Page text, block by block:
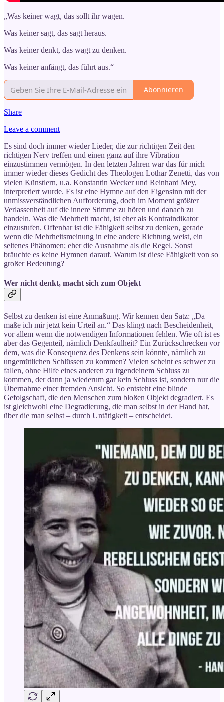
„Was keiner wagt, das sollt ihr wagen.
Was keiner sagt, das sagt heraus.
Was keiner denkt, das wagt zu denken.
Was keiner anfängt, das führt aus.“
Abonnieren
Share
Leave a comment
Es sind doch immer wieder Lieder, die zur richtigen Zeit den
richtigen Nerv treffen und einen ganz auf ihre Vibration
einzustimmen vermögen. In den letzten Jahren war das für mich
immer wieder dieses Gedicht des Theologen Lothar Zenetti, das von
vielen Künstlern, u.a. Konstantin Wecker und Reinhard Mey,
interpretiert wurde. Es ist eine Hymne auf den Eigensinn mit der
unmissverständlichen Aufforderung, doch im Moment größter
Verlassenheit auf die innere Stimme zu hören und danach zu
handeln. Was die Mehrheit macht, ist eher als Kontraindikator
einzustufen. Offenbar ist die Fähigkeit selbst zu denken, gerade
wenn die Mehrheitsmeinung in eine andere Richtung weist, ein
seltenes Phänomen; eher die Ausnahme als die Regel. Sonst
bräuchte es keine Hymnen darauf. Warum ist diese Fähigkeit von so
großer Bedeutung?
Wer nicht denkt, macht sich zum Objekt
Selbst zu denken ist eine Anmaßung. Wir kennen den Satz: „Da
maße ich mir jetzt kein Urteil an.“ Das klingt nach Bescheidenheit,
vor allem wenn die notwendigen Informationen fehlen. Wie oft ist es
aber das Gegenteil, nämlich Denkfaulheit? Ein Zurückschrecken vor
dem, was die Konsequenz des Denkens sein könnte, nämlich zu
ungemütlichen Schlüssen zu kommen? Vielen scheint es schwer zu
fallen, ohne Hilfe eines anderen zu irgendeinem Schluss zu
kommen, der dann ja wiederum gar kein Schluss ist, sondern nur die
Übernahme einer fremden Ansicht. So entsteht eine blinde
Gefolgschaft, die den Menschen zum bloßen Objekt degradiert. Es
ist gleichwohl eine Degradierung, die man selbst in der Hand hat,
über die man selbst – durch Untätigkeit – entscheidet.